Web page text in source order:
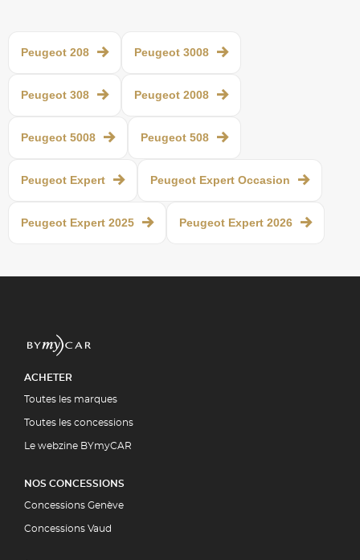
Peugeot 208 Peugeot 3008
Peugeot 308 Peugeot 2008
Peugeot 5008 Peugeot 508
Peugeot Expert Peugeot Expert Occasion
Peugeot Expert 2025 Peugeot Expert 2026
ACHETER
Toutes les marques
Toutes les concessions
Le webzine BYmyCAR
NOS CONCESSIONS
Concessions Genève
Concessions Vaud